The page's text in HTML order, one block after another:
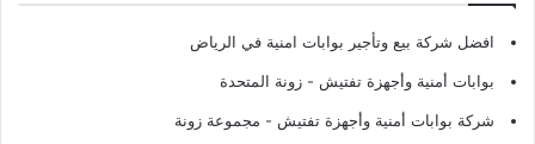
افضل شركة بيع وتأجير بوابات امنية في الرياض
بوابات أمنية وأجهزة تفتيش - زونة المتحدة
شركة بوابات أمنية وأجهزة تفتيش - مجموعة زونة